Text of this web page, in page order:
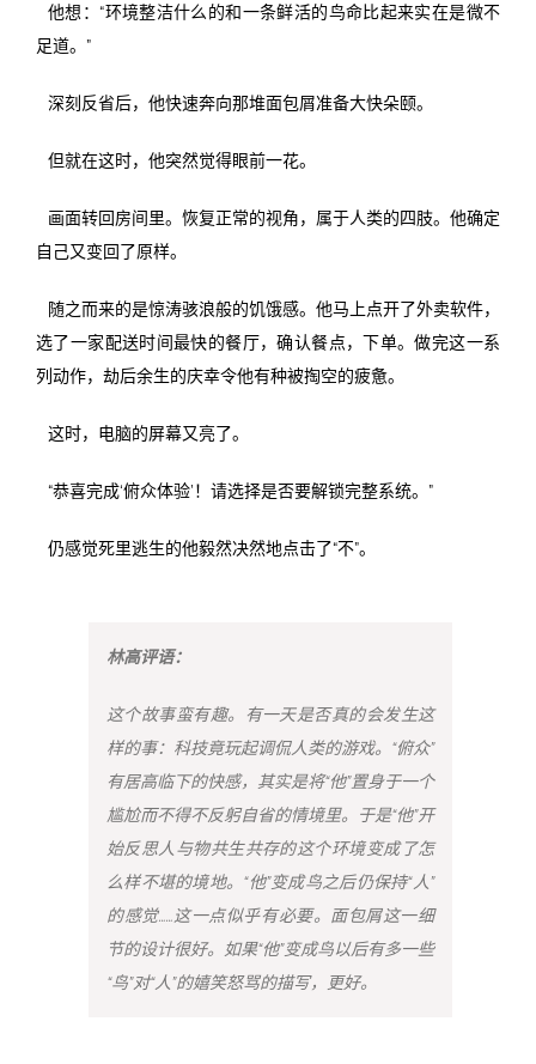
他想：“环境整洁什么的和一条鲜活的鸟命比起来实在是微不
足道。”
深刻反省后，他快速奔向那堆面包屑准备大快朵颐。
但就在这时，他突然觉得眼前一花。
画面转回房间里。恢复正常的视角，属于人类的四肢。他确定
自己又变回了原样。
随之而来的是惊涛骇浪般的饥饿感。他马上点开了外卖软件，
选了一家配送时间最快的餐厅，确认餐点，下单。做完这一系
列动作，劫后余生的庆幸令他有种被掏空的疲惫。
这时，电脑的屏幕又亮了。
“恭喜完成‘俯众体验’！请选择是否要解锁完整系统。”
仍感觉死里逃生的他毅然决然地点击了“不”。
林高评语：
这个故事蛮有趣。有一天是否真的会发生这
样的事：科技竟玩起调侃人类的游戏。“俯众”
有居高临下的快感，其实是将“他”置身于一个
尴尬而不得不反躬自省的情境里。于是“他”开
始反思人与物共生共存的这个环境变成了怎
么样不堪的境地。“他”变成鸟之后仍保持“人”
的感觉……这一点似乎有必要。面包屑这一细
节的设计很好。如果“他”变成鸟以后有多一些
“鸟”对“人”的嬉笑怒骂的描写，更好。